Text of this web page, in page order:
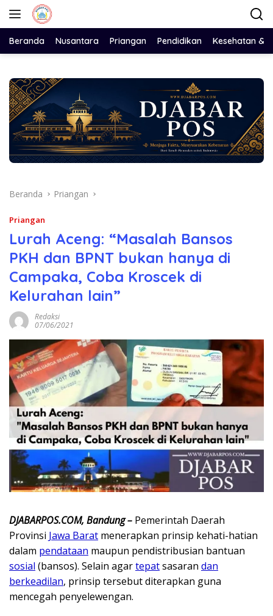
Langsung
Beranda Nusantara Priangan Pendidikan Kesehatan &
Beranda Priangan
Priangan
Lurah Aceng: “Masalah Bansos
PKH dan BPNT bukan hanya di
Campaka, Coba Kroscek di
Kelurahan lain”
Redaksi
07/06/2021
DJABARPOS.COM, Bandung – Pemerintah Daerah
Provinsi Jawa Barat menerapkan prinsip kehati-hatian
dalam pendataan maupun pendistribusian bantuan
sosial (bansos). Selain agartepatsasaran dan
berkeadilan, prinsip tersebut diterapkan guna
mencegah penyelewengan.